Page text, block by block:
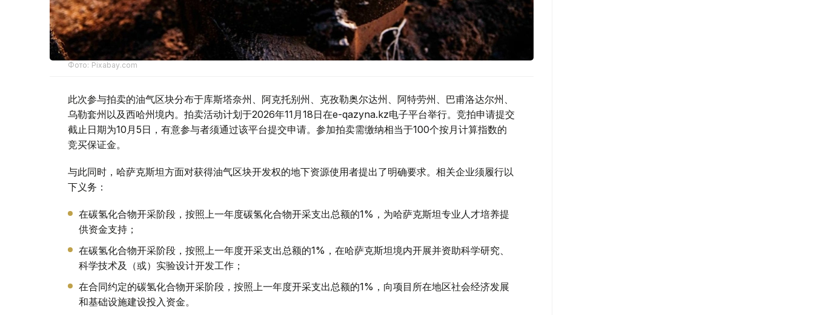
Фото: Pixabay.com
此次参与拍卖的油气区块分布于库斯塔奈州、阿克托别州、克孜勒奥尔达州、阿特劳州、巴甫洛达尔州、
乌勒套州以及西哈州境内。拍卖活动计划于2026年11月18日在e-qazyna.kz电子平台举行。竞拍申请提交
截止日期为10月5日，有意参与者须通过该平台提交申请。参加拍卖需缴纳相当于100个按月计算指数的
竞买保证金。
与此同时，哈萨克斯坦方面对获得油气区块开发权的地下资源使用者提出了明确要求。相关企业须履行以
下义务：
在碳氢化合物开采阶段，按照上一年度碳氢化合物开采支出总额的1%，为哈萨克斯坦专业人才培养提
供资金支持；
在碳氢化合物开采阶段，按照上一年度开采支出总额的1%，在哈萨克斯坦境内开展并资助科学研究、
科学技术及（或）实验设计开发工作；
在合同约定的碳氢化合物开采阶段，按照上一年度开采支出总额的1%，向项目所在地区社会经济发展
和基础设施建设投入资金。